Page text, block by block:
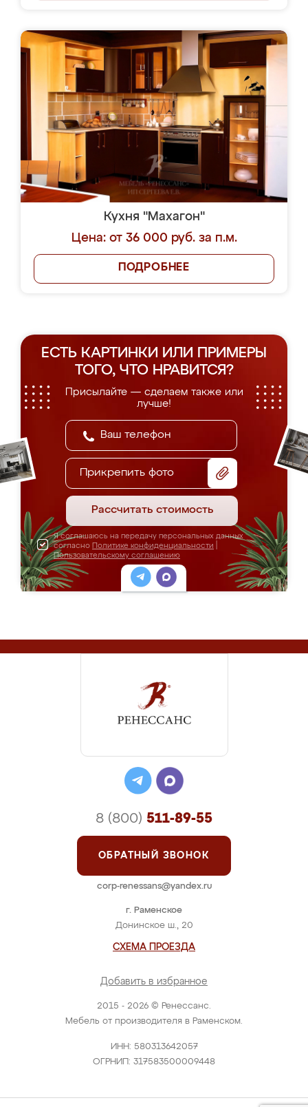
Кухня "Махагон"
Цена: от 36 000 руб. за п.м.
ПОДРОБНЕЕ
ЕСТЬ КАРТИНКИ ИЛИ ПРИМЕРЫ
ТОГО, ЧТО НРАВИТСЯ?
Присылайте — сделаем также или
лучше!
Прикрепить фото
Рассчитать стоимость
Я соглашаюсь на передачу персональных данных
согласно Политике конфиденциальности
Пользовательскому соглашению
2015 - 2026 © Ренессанс.
Мебель от производителя в Раменском.
ИНН: 580313642057
ОГРНИП: 317583500009448
г. Раменское
Донинское ш., 20
СХЕМА ПРОЕЗДА
Добавить в избранное
8 (800) 511-89-55
ОБРАТНЫЙ ЗВОНОК
corp-renessans@yandex.ru